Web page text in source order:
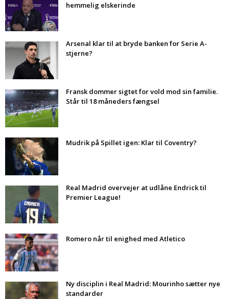
hemmelig elskerinde
Arsenal klar til at bryde banken for Serie A-
stjerne?
Fransk dommer sigtet for vold mod sin familie.
Står til 18 måneders fængsel
Mudrik på Spillet igen: Klar til Coventry?
Real Madrid overvejer at udlåne Endrick til
Premier League!
Romero når til enighed med Atletico
Ny disciplin i Real Madrid: Mourinho sætter nye
standarder